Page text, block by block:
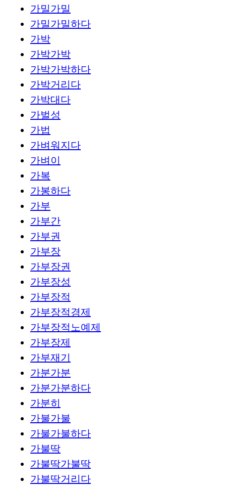
가밀가밀
가밀가밀하다
가박
가박가박
가박가박하다
가박거리다
가박대다
가벌성
가법
가벼워지다
가벼이
가복
가봉하다
가부
가부간
가부권
가부장
가부장권
가부장성
가부장적
가부장적경제
가부장적노예제
가부장제
가부재기
가분가분
가분가분하다
가분히
가불가불
가불가불하다
가불딱
가불딱가불딱
가불딱거리다